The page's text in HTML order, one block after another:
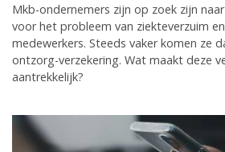
Mkb-ondernemers zijn op zoek zijn
voor het probleem van ziekteverzuim
medewerkers. Steeds vaker komen ze
ontzorg-verzekering. Wat maakt deze
aantrekkelijk?